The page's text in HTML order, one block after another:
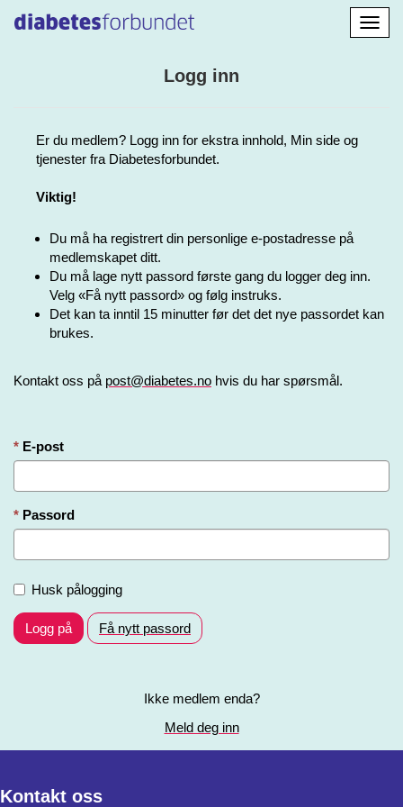
Logg inn
Er du medlem? Logg inn for ekstra innhold, Min side og
tjenester fra Diabetesforbundet.
Viktig!
Du må ha registrert din personlige e-postadresse på
medlemskapet ditt.
Du må lage nytt passord første gang du logger deg inn.
Velg «Få nytt passord» og følg instruks.
Det kan ta inntil 15 minutter før det det nye passordet kan
brukes.
Kontakt oss på post@diabetes.no hvis du har spørsmål.
E-post
Passord
Husk pålogging
Logg på Få nytt passord
Ikke medlem enda?
Meld deg inn
Kontakt oss